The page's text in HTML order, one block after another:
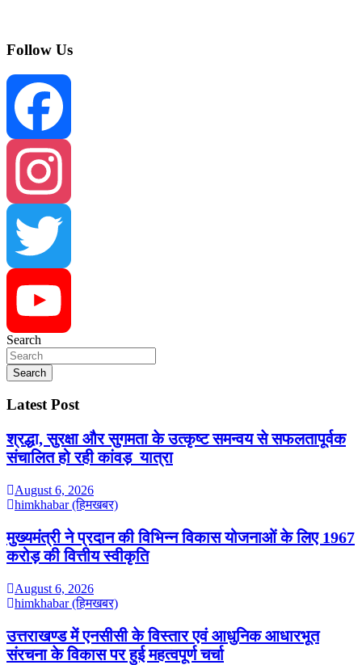
Follow Us
Facebook
Instagram
Twitter
YouTube
Search
Search
Latest Post
श्रद्धा, सुरक्षा और सुगमता के उत्कृष्ट समन्वय से सफलतापूर्वक
संचालित हो रही कांवड़ यात्रा
August 6, 2026
himkhabar (हिमखबर)
मुख्यमंत्री ने प्रदान की विभिन्न विकास योजनाओं के लिए 1967
करोड़ की वित्तीय स्वीकृति
August 6, 2026
himkhabar (हिमखबर)
उत्तराखण्ड में एनसीसी के विस्तार एवं आधुनिक आधारभूत
संरचना के विकास पर हुई महत्वपूर्ण चर्चा